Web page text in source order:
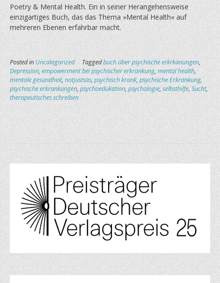
Poetry & Mental Health. Ein in seiner Herangehensweise
einzigartiges Buch, das das Thema »Mental Health« auf
mehreren Ebenen erfahrbar macht.
Posted inUncategorized Taggedbuch über psychische erkrkanungen,
Depression,empowerment bei psychischer erkrankung,mental health,
mentale gesundheit,notjustsas,psychisch krank,psychische Erkrankung,
psychische erkrankungen,psychoedukation,psychologie,selbsthilfe,Sucht,
therapeutisches schreiben